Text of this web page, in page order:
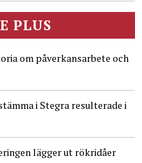
PLUS
om påverkansarbete och
i Stegra resulterade i
lägger ut rökridåer